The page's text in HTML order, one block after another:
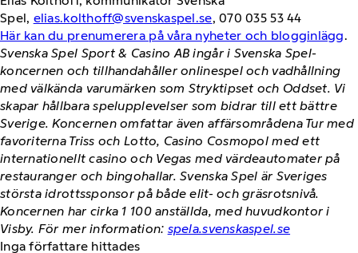
Spel, elias.kolthoff@svenskaspel.se, 070 035 53 44
Här kan du prenumerera på våra nyheter och blogginlägg.
Svenska Spel Sport & Casino AB ingår i Svenska Spel-
koncernen och tillhandahåller onlinespel och vadhållning
med välkända varumärken som Stryktipset och Oddset. Vi
skapar hållbara spelupplevelser som bidrar till ett bättre
Sverige. Koncernen omfattar även affärsområdena Tur med
favoriterna Triss och Lotto, Casino Cosmopol med ett
internationellt casino och Vegas med värdeautomater på
restauranger och bingohallar. Svenska Spel är Sveriges
största idrottssponsor på både elit- och gräsrotsnivå.
Koncernen har cirka 1 100 anställda, med huvudkontor i
Visby. För mer information: spela.svenskaspel.se
Inga författare hittades